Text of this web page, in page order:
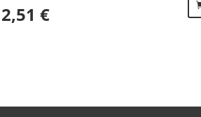
Izvorna cijena bila je: 3,54 €.
2,51 €Trenutna cijena je: 2,51 €.